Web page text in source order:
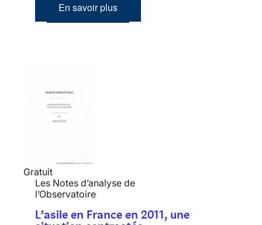
En savoir plus
Gratuit
Les Notes d’analyse de
l’Observatoire
L’asile en France en 2011, une